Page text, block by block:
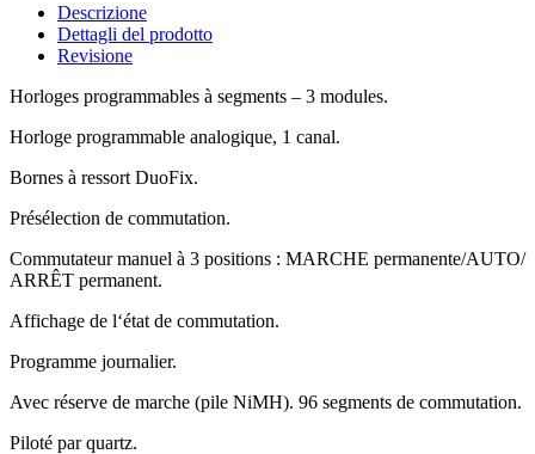
Descrizione
Dettagli del prodotto
Revisione
Horloges programmables à segments – 3 modules.
Horloge programmable analogique, 1 canal.
Bornes à ressort DuoFix.
Présélection de commutation.
Commutateur manuel à 3 positions : MARCHE permanente/AUTO/
ARRÊT permanent.
Affichage de l‘état de commutation.
Programme journalier.
Avec réserve de marche (pile NiMH). 96 segments de commutation.
Piloté par quartz.